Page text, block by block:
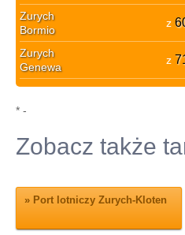
Zurych
Bormio
z
Zurych
Genewa
z
* -
Zobacz także
» Port lotniczy Zurych-Kloten